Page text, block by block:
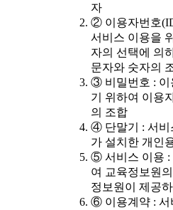
자
② 이용자번호
서비스 이용을
자의 선택에 의
문자와 숫자의
③ 비밀번호 : 이
기 위하여 이용
의 조합
④ 단말기 : 서비
가 설치한 개인
⑤ 서비스 이용 :
여 교육정보원
정보원이 제공
⑥ 이용계약 : 서